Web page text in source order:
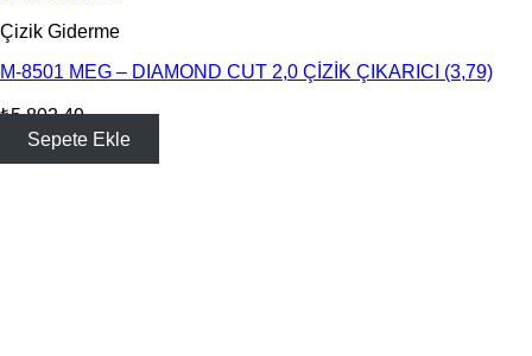
Çizik Giderme
M-8501 MEG – DIAMOND CUT 2,0 ÇİZİK ÇIKARICI (3,79)
₺5,802.49
Sepete Ekle